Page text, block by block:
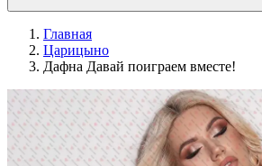
Главная
Царицыно
Дафна Давай поиграем вместе!